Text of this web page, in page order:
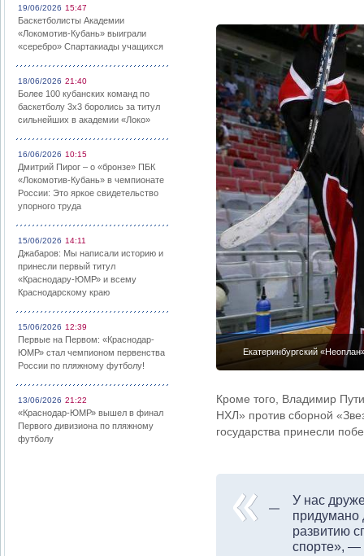
19/06/2026 15:47
Баскетболисты Академии
«Локомотив-Кубань» выиграли
«серебро» Спартакиады учащихся
18/06/2026 21:40
Более 100 кубанских команд по
баскетболу 3х3 боролись за титул
сильнейших в академии «Локо»
16/06/2026 10:15
Дмитрий Пирог – о «бронзе» ПБК
«Локомотив-Кубань» в чемпионате
России: Это яркое свидетельство
упорного труда
15/06/2026 14:11
Джабаров: Мы написали историю и
принесли первый титул
«Краснодару-ЮМР» и всему
Краснодарскому краю
15/06/2026 12:39
Первые на Первом: «Краснодар-
ЮМР» стал чемпионом первенства
России по пляжному футболу!
13/06/2026 21:22
«Краснодар-ЮМР» вышел в финал
Первого дивизиона по пляжному
футболу
Екатеринбургский
Кроме того, Владимир
НХЛ» против сборной
государства принесли
У нас
придумано
развитию
спорте», —